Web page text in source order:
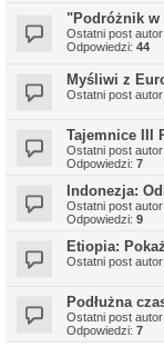
"Podróżnik w
Ostatni post autor:
Odpowiedzi: 44
Myśliwi z
Ostatni post autor:
Tajemnice III
Ostatni post autor:
Odpowiedzi: 7
Indonezja:
Ostatni post autor:
Odpowiedzi: 9
Etiopia:
Ostatni post autor:
Podłużna
Ostatni post autor:
Odpowiedzi: 7